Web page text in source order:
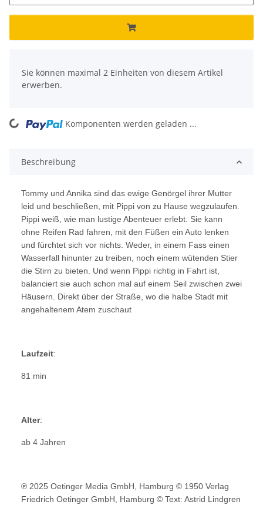
Sie können maximal 2 Einheiten von diesem Artikel
erwerben.
Loading... Komponenten werden geladen ...
Beschreibung
Tommy und Annika sind das ewige Genörgel ihrer Mutter
leid und beschließen, mit Pippi von zu Hause wegzulaufen.
Pippi weiß, wie man lustige Abenteuer erlebt. Sie kann
ohne Reifen Rad fahren, mit den Füßen ein Auto lenken
und fürchtet sich vor nichts. Weder, in einem Fass einen
Wasserfall hinunter zu treiben, noch einem wütenden Stier
die Stirn zu bieten. Und wenn Pippi richtig in Fahrt ist,
balanciert sie auch schon mal auf einem Seil zwischen zwei
Häusern. Direkt über der Straße, wo die halbe Stadt mit
angehaltenem Atem zuschaut
Laufzeit:
81 min
Alter:
ab 4 Jahren
℗ 2025 Oetinger Media GmbH, Hamburg © 1950 Verlag
Friedrich Oetinger GmbH, Hamburg © Text: Astrid Lindgren